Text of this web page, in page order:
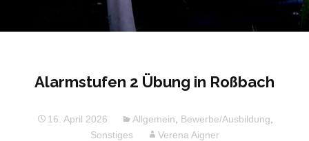
Alarmstufen 2 Übung in Roßbach
16. April 2026 Allgemein Bewerbe/Ausbildung
Sonstiges
Verena Aigner